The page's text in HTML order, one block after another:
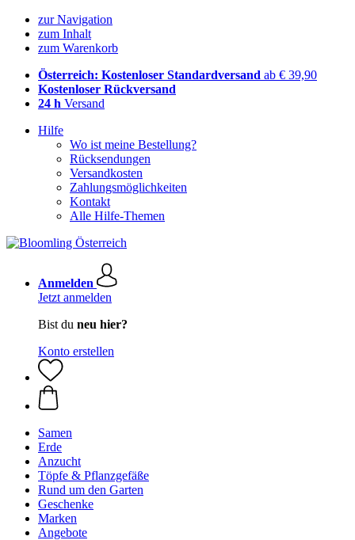
zur Navigation
zum Inhalt
zum Warenkorb
Österreich: Kostenloser Standardversand ab € 39,90
Kostenloser Rückversand
24 h Versand
Hilfe
Wo ist meine Bestellung?
Rücksendungen
Versandkosten
Zahlungsmöglichkeiten
Kontakt
Alle Hilfe-Themen
Anmelden
Jetzt anmelden
Bist du neu hier?
Konto erstellen
Samen
Erde
Anzucht
Töpfe & Pflanzgefäße
Rund um den Garten
Geschenke
Marken
Angebote